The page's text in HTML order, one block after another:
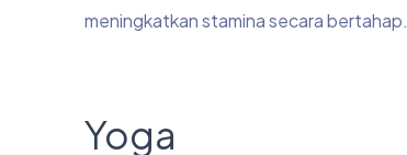
meningkatkan stamina secara bertahap.
Yoga